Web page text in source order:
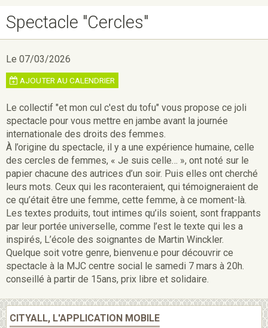
Spectacle "Cercles"
Le 07/03/2026
AJOUTER AU CALENDRIER
Le collectif "et mon cul c'est du tofu" vous propose ce joli
spectacle pour vous mettre en jambe avant la journée
internationale des droits des femmes.
À l’origine du spectacle, il y a une expérience humaine, celle
des cercles de femmes, « Je suis celle… », ont noté sur le
papier chacune des autrices d’un soir. Puis elles ont cherché
leurs mots. Ceux qui les raconteraient, qui témoigneraient de
ce qu’était être une femme, cette femme, à ce moment-là.
Les textes produits, tout intimes qu’ils soient, sont frappants
par leur portée universelle, comme l’est le texte qui les a
inspirés, L’école des soignantes de Martin Winckler.
Quelque soit votre genre, bienvenu.e pour découvrir ce
spectacle à la MJC centre social le samedi 7 mars à 20h.
conseillé à partir de 15ans, prix libre et solidaire.
CITYALL, L'APPLICATION MOBILE